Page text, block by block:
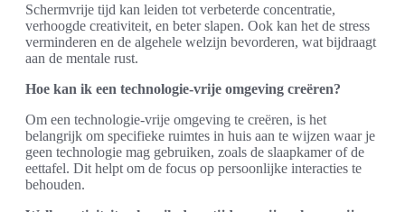
Schermvrije tijd kan leiden tot verbeterde concentratie,
verhoogde creativiteit, en beter slapen. Ook kan het de stress
verminderen en de algehele welzijn bevorderen, wat bijdraagt
aan de mentale rust.
Hoe kan ik een technologie-vrije omgeving creëren?
Om een technologie-vrije omgeving te creëren, is het
belangrijk om specifieke ruimtes in huis aan te wijzen waar je
geen technologie mag gebruiken, zoals de slaapkamer of de
eettafel. Dit helpt om de focus op persoonlijke interacties te
behouden.